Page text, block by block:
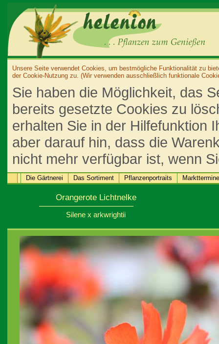
Unsere Seite verwendet Cookies, um bestmögliche Funktionalität zu
der Cookie-Nutzung zu. (Wir verwenden ausschließlich funktionale
Sie haben die Möglichkeit, das
bereits gesetzte Cookies zu
erhalten Sie in der Hilfefunktion
aber darauf hin, dass die
nicht mehr verfügbar ist, wenn
Die Gärtnerei Das Sortiment Pflanzenportraits Markttermine
Orangerote Lichtnelke
Silene x arkwrightii